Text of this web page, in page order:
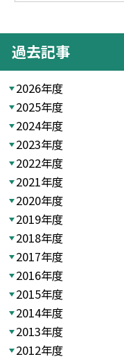
過去記事
2026年度
2025年度
2024年度
2023年度
2022年度
2021年度
2020年度
2019年度
2018年度
2017年度
2016年度
2015年度
2014年度
2013年度
2012年度